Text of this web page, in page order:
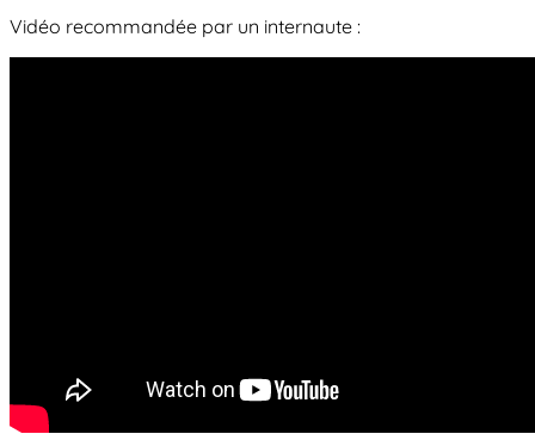
Vidéo recommandée par un internaute :